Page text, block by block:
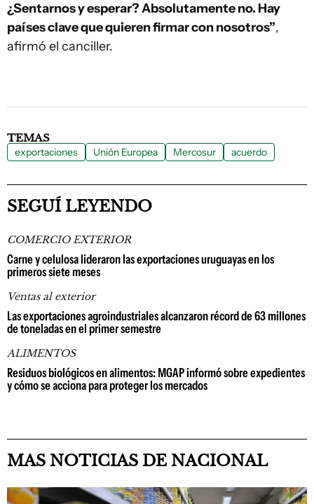
¿Sentarnos y esperar? Absolutamente no. Hay
países clave que quieren firmar con nosotros”,
afirmó el canciller.
TEMAS
exportaciones Unión Europea Mercosur acuerdo
SEGUÍ LEYENDO
COMERCIO EXTERIOR
Carne y celulosa lideraron las exportaciones uruguayas en los
primeros siete meses
Ventas al exterior
Las exportaciones agroindustriales alcanzaron récord de 63 millones
de toneladas en el primer semestre
ALIMENTOS
Residuos biológicos en alimentos: MGAP informó sobre expedientes
y cómo se acciona para proteger los mercados
MAS NOTICIAS DE NACIONAL